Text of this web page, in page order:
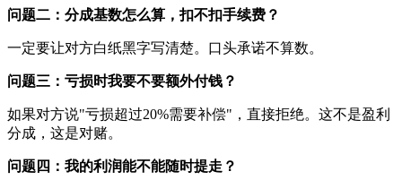
问题二：分成基数怎么算，扣不扣手续费？
一定要让对方白纸黑字写清楚。口头承诺不算数。
问题三：亏损时我要不要额外付钱？
如果对方说"亏损超过20%需要补偿"，直接拒绝。这不是盈利
分成，这是对赌。
问题四：我的利润能不能随时提走？